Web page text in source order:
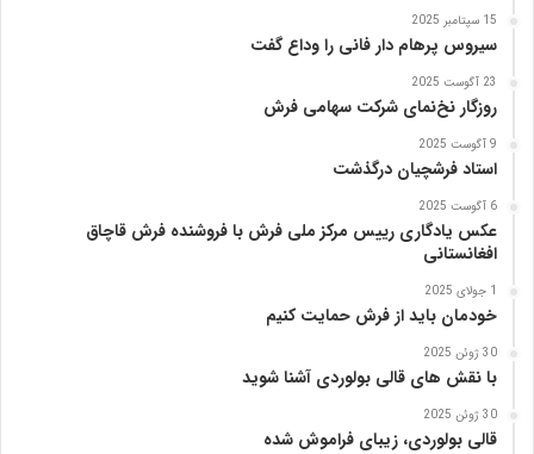
15 سپتامبر 2025
سیروس پرهام دار فانی را وداع گفت
23 آگوست 2025
روزگار نخ‌نمای شرکت سهامی فرش
9 آگوست 2025
استاد فرشچیان درگذشت
6 آگوست 2025
عکس یادگاری رییس مرکز ملی فرش با فروشنده فرش قاچاق
افغانستانی
1 جولای 2025
خودمان باید از فرش حمایت کنیم
30 ژوئن 2025
با نقش های قالی بولوردی آشنا شوید
30 ژوئن 2025
قالی بولوردی، زیبای فراموش شده